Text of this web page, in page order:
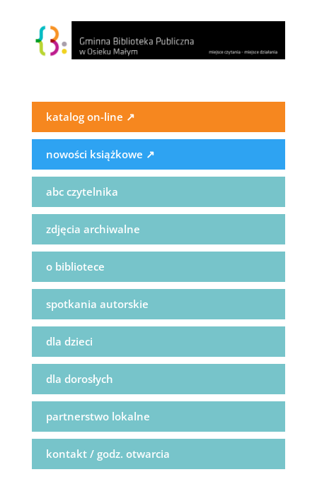
katalog on-line ↗
nowości książkowe ↗
abc czytelnika
zdjęcia archiwalne
o bibliotece
spotkania autorskie
dla dzieci
dla dorosłych
partnerstwo lokalne
kontakt / godz. otwarcia